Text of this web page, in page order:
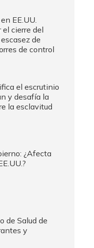
EE.UU.
cierre del
de
de control
el escrutinio
y desafía la
la esclavitud
¿Afecta
de Salud de
y